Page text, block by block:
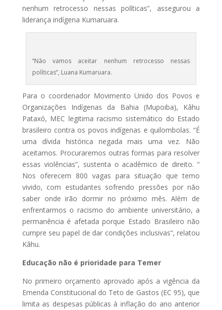
nenhum retrocesso nessas políticas”, assegurou a
liderança indígena Kumaruara.
“Não vamos aceitar nenhum retrocesso nessas
políticas”, Luana Kumaruara.
Para o coordenador Movimento Unido dos Povos e
Organizações Indígenas da Bahia (Mupoiba), Kâhu
Pataxó, MEC legitima racismo sistemático do Estado
brasileiro contra os povos indígenas e quilombolas. “É
uma dívida histórica negada mais uma vez. Não
aceitamos. Procuraremos outras formas para resolver
essas violências”, sustenta o acadêmico de direito. “
Nos oferecem 800 vagas para situação que temo
vivido, com estudantes sofrendo pressões por não
saber onde irão dormir no próximo mês. Além de
enfrentarmos o racismo do ambiente universitário, a
permanência é afetada porque Estado Brasileiro não
cumpre seu papel de dar condições inclusivas”, relatou
Kâhu.
Educação não é prioridade para Temer
No primeiro orçamento aprovado após a vigência da
Emenda Constitucional do Teto de Gastos (EC 95), que
limita as despesas públicas à inflação do ano anterior